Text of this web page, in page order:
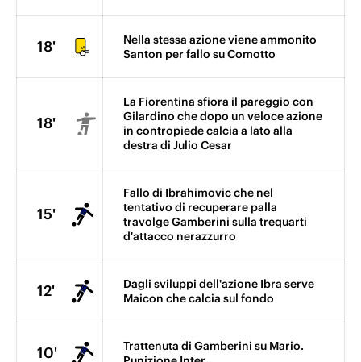
18'
Nella stessa azione viene ammonito
Santon per fallo su Comotto
18'
La Fiorentina sfiora il pareggio con
Gilardino che dopo un veloce azione
in contropiede calcia a lato alla
destra di Julio Cesar
15'
Fallo di Ibrahimovic che nel
tentativo di recuperare palla
travolge Gamberini sulla trequarti
d'attacco nerazzurro
12'
Dagli sviluppi dell'azione Ibra serve
Maicon che calcia sul fondo
10'
Trattenuta di Gamberini su Mario.